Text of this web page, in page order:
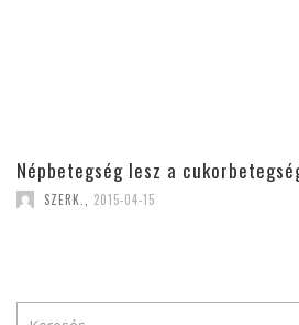
Népbetegség lesz a
SZERK. 2015-04-15